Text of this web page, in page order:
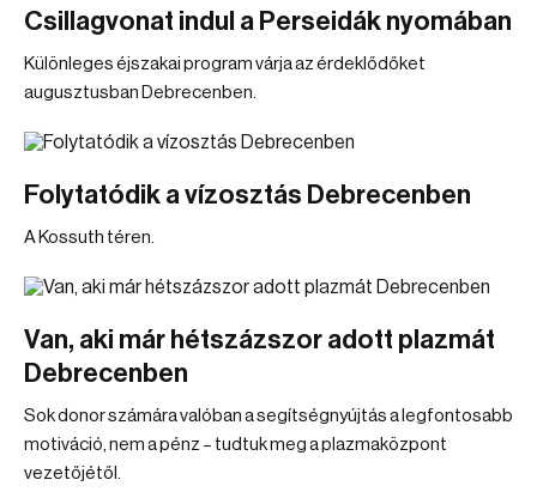
Csillagvonat indul a Perseidák nyomában
Különleges éjszakai program várja az érdeklődőket
augusztusban Debrecenben.
Folytatódik a vízosztás Debrecenben
A Kossuth téren.
Van, aki már hétszázszor adott plazmát
Debrecenben
Sok donor számára valóban a segítségnyújtás a legfontosabb
motiváció, nem a pénz – tudtuk meg a plazmaközpont
vezetőjétől.